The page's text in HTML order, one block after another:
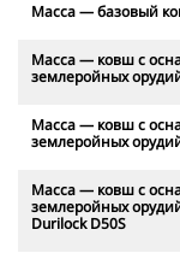
Масса — базовый
Масса — ковш с
землеройных
Масса — ковш с
землеройных
Масса — ковш с
землеройных
Durilock D50S